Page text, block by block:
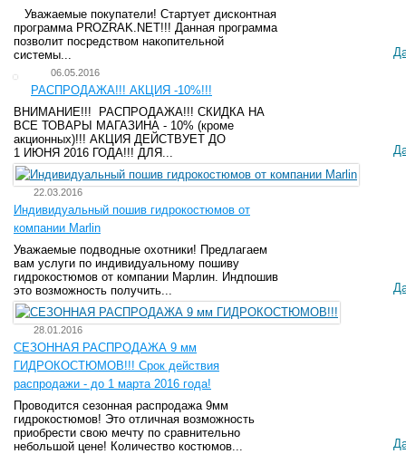
Уважаемые покупатели! Стартует дисконтная
программа PROZRAK.NET!!! Данная программа
позволит посредством накопительной
системы...
06.05.2016
РАСПРОДАЖА!!! АКЦИЯ -10%!!!
ВНИМАНИЕ!!! РАСПРОДАЖА!!! СКИДКА НА
ВСЕ ТОВАРЫ МАГАЗИНА - 10% (кроме
акционных)!!! АКЦИЯ ДЕЙСТВУЕТ ДО
1 ИЮНЯ 2016 ГОДА!!! ДЛЯ...
22.03.2016
Индивидуальный пошив гидрокостюмов от
компании Marlin
Уважаемые подводные охотники! Предлагаем
вам услуги по индивидуальному пошиву
гидрокостюмов от компании Марлин. Индпошив
это возможность получить...
28.01.2016
СЕЗОННАЯ РАСПРОДАЖА 9 мм
ГИДРОКОСТЮМОВ!!! Срок действия
распродажи - до 1 марта 2016 года!
Проводится сезонная распродажа 9мм
гидрокостюмов! Это отличная возможность
приобрести свою мечту по сравнительно
небольшой цене! Количество костюмов...